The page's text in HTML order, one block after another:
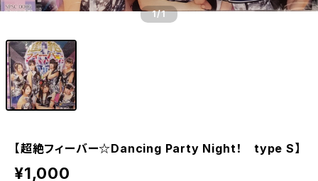
1/1
【超絶フィーバー☆Dancing Party Night！ type S】
¥1,000